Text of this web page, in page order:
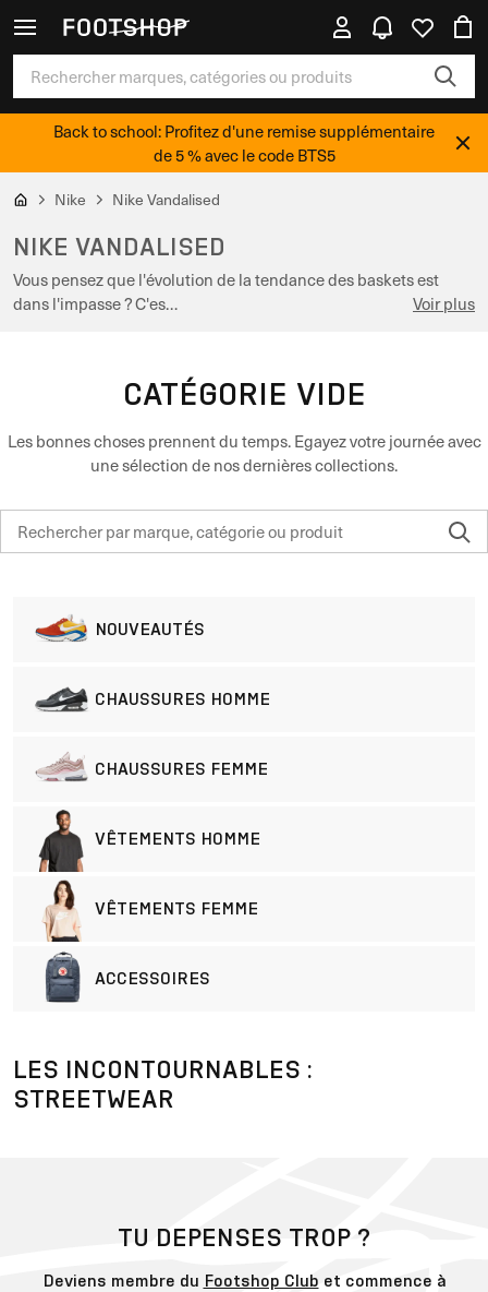
Back to school: Profitez d'une remise supplémentaire
de 5 % avec le code BTS5
Nike Nike Vandalised
NIKE VANDALISED
Vous pensez que l'évolution de la tendance des baskets est
dans l'impasse ? C'es…
Voir plus
CATÉGORIE VIDE
Les bonnes choses prennent du temps. Egayez votre journée avec
une sélection de nos dernières collections.
NOUVEAUTÉS
CHAUSSURES HOMME
CHAUSSURES FEMME
VÊTEMENTS HOMME
VÊTEMENTS FEMME
ACCESSOIRES
LES INCONTOURNABLES :
STREETWEAR
TU DEPENSES TROP ?
Deviens membre du Footshop Club et commence à